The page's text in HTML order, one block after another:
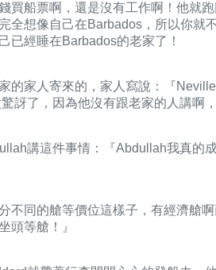
買船票啊，還是沒有工作啊！他就
全想像自己在Barbados，所以你
已經睡在Barbados的老家了！
的家人寄來的，家人寫說：『
訝了，因為他沒有跟老家的人講啊
講這件事情：『Abdullah我真的
不同的艙等價位這樣子，有經濟艙
頭等艙！』